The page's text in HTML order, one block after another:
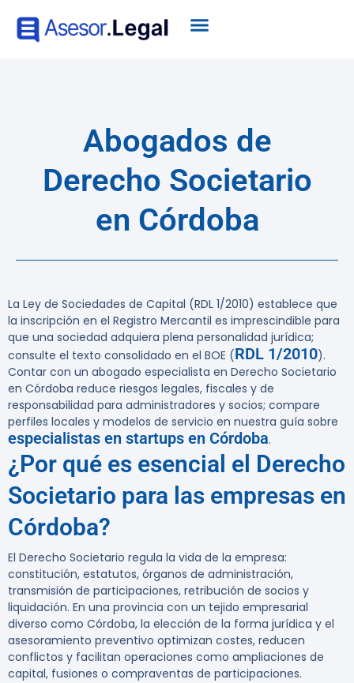
Abogados de
Derecho Societario
en Córdoba
La Ley de Sociedades de Capital (RDL 1/2010) establece que
la inscripción en el Registro Mercantil es imprescindible para
que una sociedad adquiera plena personalidad jurídica;
consulte el texto consolidado en el BOE (RDL 1/2010).
Contar con un abogado especialista en Derecho Societario
en Córdoba reduce riesgos legales, fiscales y de
responsabilidad para administradores y socios; compare
perfiles locales y modelos de servicio en nuestra guía sobre
especialistas en startups en Córdoba.
¿Por qué es esencial el Derecho
Societario para las empresas en
Córdoba?
El Derecho Societario regula la vida de la empresa:
constitución, estatutos, órganos de administración,
transmisión de participaciones, retribución de socios y
liquidación. En una provincia con un tejido empresarial
diverso como Córdoba, la elección de la forma jurídica y el
asesoramiento preventivo optimizan costes, reducen
conflictos y facilitan operaciones como ampliaciones de
capital, fusiones o compraventas de participaciones.